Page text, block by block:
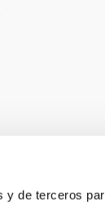
y de terceros